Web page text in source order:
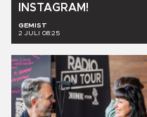
INSTAGRAM!
GEMIST
2 JULI 08:25